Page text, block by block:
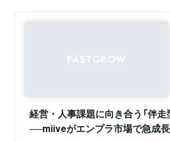
経営・人事課題に向き合う「伴走
──miiveがエンプラ市場で急成